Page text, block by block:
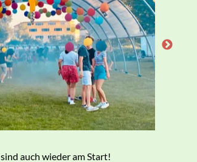
sind auch wieder am Start!